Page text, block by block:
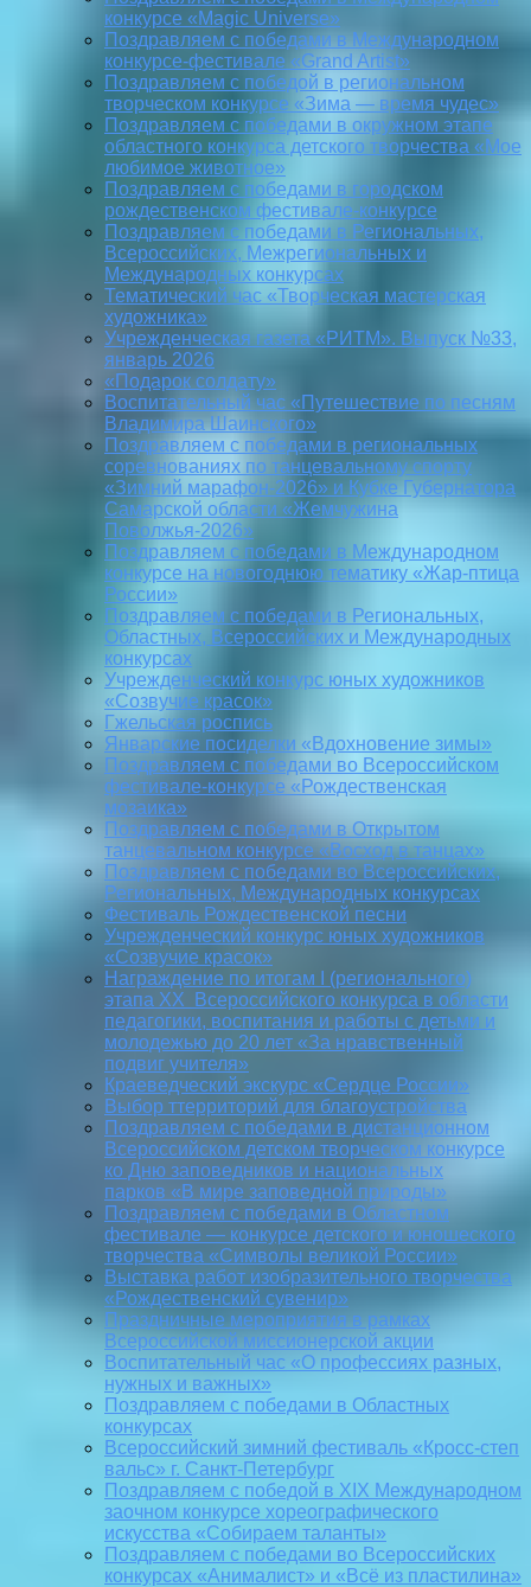
конкурсе «Magic Universe»
Поздравляем с победами в Международном
конкурсе-фестивале «Grand Artist»
Поздравляем с победой в региональном
творческом конкурсе «Зима — время чудес»
Поздравляем с победами в окружном этапе
областного конкурса детского творчества «Мое
любимое животное»
Поздравляем с победами в городском
рождественском фестивале-конкурсе
Поздравляем с победами в Региональных,
Всероссийских, Межрегиональных и
Международных конкурсах
Тематический час «Творческая мастерская
художника»
Учрежденческая газета «РИТМ». Выпуск №33,
январь 2026
«Подарок солдату»
Воспитательный час «Путешествие по песням
Владимира Шаинского»
Поздравляем с победами в региональных
соревнованиях по танцевальному спорту
«Зимний марафон-2026» и Кубке Губернатора
Самарской области «Жемчужина
Поволжья-2026»
Поздравляем с победами в Международном
конкурсе на новогоднюю тематику «Жар-птица
России»
Поздравляем с победами в Региональных,
Областных, Всероссийских и Международных
конкурсах
Учрежденческий конкурс юных художников
«Созвучие красок»
Гжельская роспись
Январские посиделки «Вдохновение зимы»
Поздравляем с победами во Всероссийском
фестивале-конкурсе «Рождественская
мозаика»
Поздравляем с победами в Открытом
танцевальном конкурсе «Восход в танцах»
Поздравляем с победами во Всероссийских,
Региональных, Международных конкурсах
Фестиваль Рождественской песни
Учрежденческий конкурс юных художников
«Созвучие красок»
Награждение по итогам I (регионального)
этапа XX Всероссийского конкурса в области
педагогики, воспитания и работы с детьми и
молодежью до 20 лет «За нравственный
подвиг учителя»
Краеведческий экскурс «Сердце России»
Выбор ттерриторий для благоустройства
Поздравляем с победами в дистанционном
Всероссийском детском творческом конкурсе
ко Дню заповедников и национальных
парков «В мире заповедной природы»
Поздравляем с победами в Областном
фестивале — конкурсе детского и юношеского
творчества «Символы великой России»
Выставка работ изобразительного творчества
«Рождественский сувенир»
Праздничные мероприятия в рамках
Всероссийской миссионерской акции
Воспитательный час «О профессиях разных,
нужных и важных»
Поздравляем с победами в Областных
конкурсах
Всероссийский зимний фестиваль «Кросс-степ
вальс» г. Санкт-Петербург
Поздравляем с победой в XIX Международном
заочном конкурсе хореографического
искусства «Собираем таланты»
Поздравляем с победами во Всероссийских
конкурсах «Анималист» и «Всё из пластилина»